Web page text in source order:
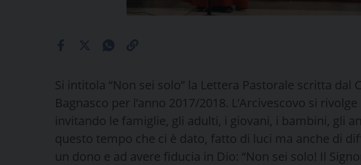
Si intitola “Non sei solo” la Lettera Pastorale scritta dal
Bagnasco per l’anno 2017/2018. L’Arcivescovo si
invitando le famiglie, gli adulti, i giovani, i bambini, gli
questo tempo che ci è dato, fatto di luci ma anche di
un dono e ad avere fiducia in Dio: “Non sei solo! Il